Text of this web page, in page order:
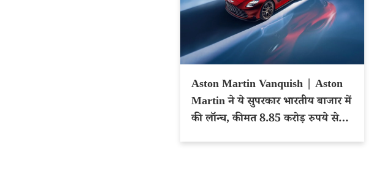
Aston Martin Vanquish | Aston
Martin ने ये सुपरकार भारतीय बाजार में
की लॉन्च, कीमत 8.85 करोड़ रुपये से